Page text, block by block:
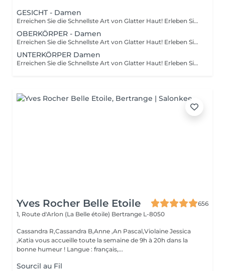
GESICHT - Damen
Erreichen Sie die Schnellste Art von Glatter Haut! Erleben Sie die Vorteile der dauerhaften Haarentfernung mit unserer fortschrittlichen Lichttechnologie, die effektiv die Haarfollikel anvisiert. Unsere Laserfunktionen: Neueste Technologie: neues Modell 2022 Vielseitige Behandlung: 3-in-1-System: Diodenlaser, Alexandrit und NdYag Zertifizierte Sicherheit: vollständig in der EU zertifiziert Sichtbare Ergebnisse: deutliche Effekte nach Ihrer ersten Sitzung Vollständige Transformation: endergebnisse nach 6-8 Behandlungen Für Alle Geeignet: eignet sich für alle Haut- und Haartypen, außer grauem Haar Komfort steht an erster Stelle: ausgestattet mit einem Kühlsystem für ein schmerzfreies Erlebnis Wie funktioniert die Haarentfernung mit Laser? Vorbereitung: ihre Haut wird gründlich gereinigt. Gel-Anwendung: ein spezielles Gel wird aufgetragen, um die Behandlung zu verbessern. Laserbehandlung: der Laser wird auf die behandelte Stelle angewendet. Beruhigender Abschluss: eine beruhigende Creme wird nach der Behandlung aufgetragen. Altersempfehlungen: am besten geeignet für Personen ab 16-18 Jahren. Nachbehandlungs-Tipps: um optimale Ergebnisse zu gewährleisten, vermeiden Sie bitte eine Sonnenexposition eine Woche vor und nach dem Eingriff. Behandlungsfrequenz: die Sitzungen werden alle 4-8 Wochen empfohlen, insgesamt 6-10 Behandlungen je nach Bereich.
OBERKÖRPER - Damen
Erreichen Sie die Schnellste Art von Glatter Haut! Erleben Sie die Vorteile der dauerhaften Haarentfernung mit unserer fortschrittlichen Lichttechnologie, die effektiv die Haarfollikel anvisiert. Unsere Laserfunktionen: Neueste Technologie: neues Modell 2022 Vielseitige Behandlung: 3-in-1-System: Diodenlaser, Alexandrit und NdYag Zertifizierte Sicherheit: vollständig in der EU zertifiziert Sichtbare Ergebnisse: deutliche Effekte nach Ihrer ersten Sitzung Vollständige Transformation: endergebnisse nach 6-8 Behandlungen Für Alle Geeignet: eignet sich für alle Haut- und Haartypen, außer grauem Haar Komfort steht an erster Stelle: ausgestattet mit einem Kühlsystem für ein schmerzfreies Erlebnis Wie funktioniert die Haarentfernung mit Laser? Vorbereitung: ihre Haut wird gründlich gereinigt. Gel-Anwendung: ein spezielles Gel wird aufgetragen, um die Behandlung zu verbessern. Laserbehandlung: der Laser wird auf die behandelte Stelle angewendet. Beruhigender Abschluss: eine beruhigende Creme wird nach der Behandlung aufgetragen. Altersempfehlungen: am besten geeignet für Personen ab 16-18 Jahren. Nachbehandlungs-Tipps: um optimale Ergebnisse zu gewährleisten, vermeiden Sie bitte eine Sonnenexposition eine Woche vor und nach dem Eingriff. Behandlungsfrequenz: die Sitzungen werden alle 4-8 Wochen empfohlen, insgesamt 6-10 Behandlungen je nach Bereich.
UNTERKÖRPER Damen
Erreichen Sie die Schnellste Art von Glatter Haut! Erleben Sie die Vorteile der dauerhaften Haarentfernung mit unserer fortschrittlichen Lichttechnologie, die effektiv die Haarfollikel anvisiert. Unsere Laserfunktionen: Neueste Technologie: neues Modell 2022 Vielseitige Behandlung: 3-in-1-System: Diodenlaser, Alexandrit und NdYag Zertifizierte Sicherheit: vollständig in der EU zertifiziert Sichtbare Ergebnisse: deutliche Effekte nach Ihrer ersten Sitzung Vollständige Transformation: endergebnisse nach 6-8 Behandlungen Für Alle Geeignet: eignet sich für alle Haut- und Haartypen, außer grauem Haar Komfort steht an erster Stelle: ausgestattet mit einem Kühlsystem für ein schmerzfreies Erlebnis Wie funktioniert die Haarentfernung mit Laser? Vorbereitung: ihre Haut wird gründlich gereinigt. Gel-Anwendung: ein spezielles Gel wird aufgetragen, um die Behandlung zu verbessern. Laserbehandlung: der Laser wird auf die behandelte Stelle angewendet. Beruhigender Abschluss: eine beruhigende Creme wird nach der Behandlung aufgetragen. Altersempfehlungen: am besten geeignet für Personen ab 16-18 Jahren. Nachbehandlungs-Tipps: um optimale Ergebnisse zu gewährleisten, vermeiden Sie bitte eine Sonnenexposition eine Woche vor und nach dem Eingriff. Behandlungsfrequenz: die Sitzungen werden alle 4-8 Wochen empfohlen, insgesamt 6-10 Behandlungen je nach Bereich.
Yves Rocher Belle Etoile
656
1, Route d'Arlon (La Belle étoile) Bertrange L-8050
Cassandra R,Cassandra B,Anne ,An Pascal,Violaine Jessica
,Katia vous accueille toute la semaine de 9h à 20h dans la
bonne humeur ! Langue : français,...
Sourcil au Fil